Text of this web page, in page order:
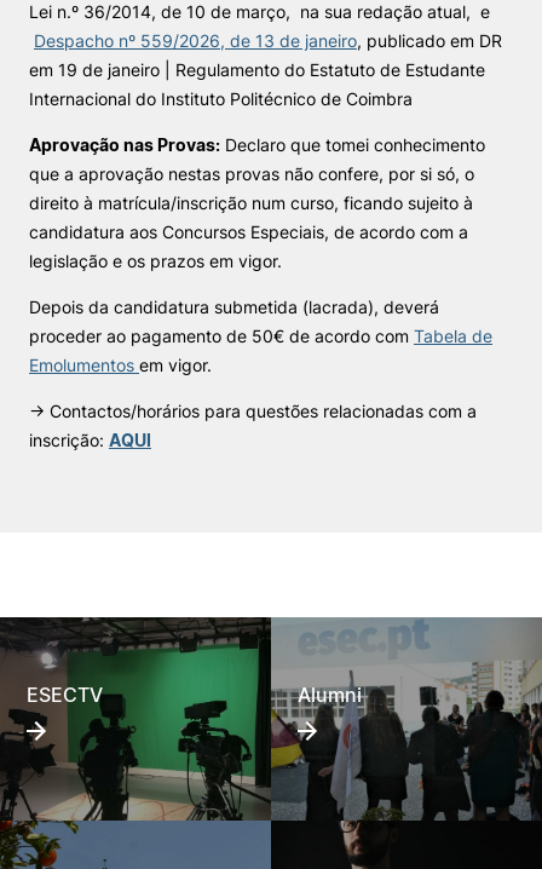
Lei n.º 36/2014, de 10 de março, na sua redação atual, e
Despacho nº 559/2026, de 13 de janeiro, publicado em DR
em 19 de janeiro | Regulamento do Estatuto de Estudante
Internacional do Instituto Politécnico de Coimbra
Aprovação nas Provas: Declaro que tomei conhecimento
que a aprovação nestas provas não confere, por si só, o
direito à matrícula/inscrição num curso, ficando sujeito à
candidatura aos Concursos Especiais, de acordo com a
legislação e os prazos em vigor.
Depois da candidatura submetida (lacrada), deverá
proceder ao pagamento de 50€ de acordo com Tabela de
Emolumentos em vigor.
→ Contactos/horários para questões relacionadas com a
inscrição: AQUI
ESECTV Alumni